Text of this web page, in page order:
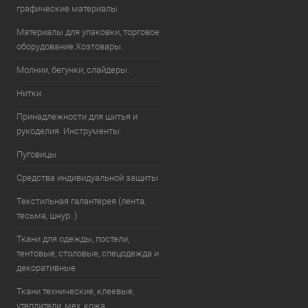
графические материалы
Материалы для упаковки, торговое
оборудование.Хозтовары.
Молнии, бегунки, слайдеры.
Нитки
Принадлежности для шитья и
рукоделия. Инструменты.
Пуговицы
Средства индивидуальной защиты
Текстильная галантерея (лента,
тесьма, шнур..)
Ткани для одежды, постели,
тентовые, столовые, спецодежда и
декоративные
Ткани технические, клеевые,
утеплители, мех, кожа.